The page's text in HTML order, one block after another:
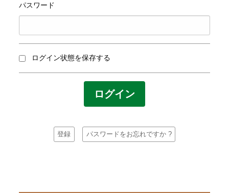
パスワード
ログイン状態を保存する
登録 パスワードをお忘れですか ?